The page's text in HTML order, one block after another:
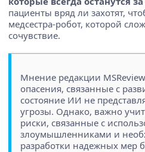
пациенты вряд ли захотят,
медсестра-робот, которой
сочувствие.
Мнение редакции
опасения, связанные с
состояние ИИ не
угрозы. Однако, важно
риски, связанные с
злоумышленниками и
разработки надежных мер